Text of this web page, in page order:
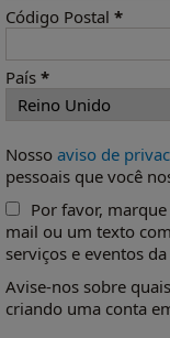
Código Postal *
País *
Nosso aviso de
pessoais que você
Por favor,
mail ou um texto
serviços e eventos
Avise-nos sobre
criando uma conta